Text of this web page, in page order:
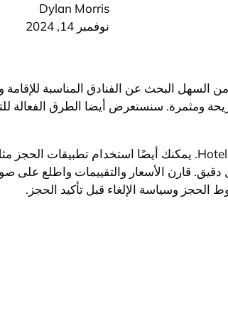
Dylan Morris
نوفمبر 14, 2024
السهل البحث عن الفنادق المناسبة
ومثمرة. سنستعرض أيضا الطرق الفعالة
قارن الأسعار والتقييمات واطلع على
الحجز وسياسة الإلغاء قبل تأكيد الحجز.